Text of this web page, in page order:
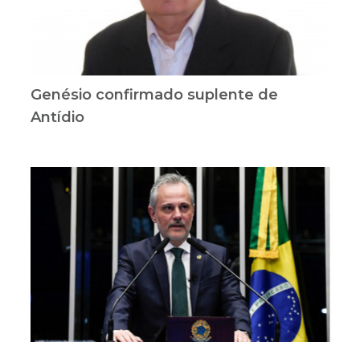
Genésio confirmado suplente de
Antídio